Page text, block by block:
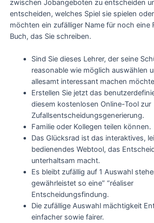
zwischen Jobangeboten zu entscheiden
entscheiden, welches Spiel sie spielen
möchten ein zufälliger Name für noch eine
Buch, das Sie schreiben.
Sind Sie dieses Lehrer, der seine
reasonable wie möglich auswählen
allesamt interessant machen
Erstellen Sie jetzt das
diesem kostenlosen Online-Tool zur
Zufallsentscheidungsgenerierung.
Familie oder Kollegen teilen können.
Das Glücksrad ist das interaktives,
bedienendes Webtool, das
unterhaltsam macht.
Es bleibt zufällig auf 1 Auswahl
gewährleistet so eine” “réaliser
Entscheidungsfindung.
Die zufällige Auswahl mächtigkeit
einfacher sowie fairer.